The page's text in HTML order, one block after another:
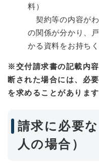
料）
契約等の内容が
の関係が分かり、
かる資料をお持ちく
※交付請求書の記載内
断された場合には、必
を求めることがあります
請求に必要
人の場合）